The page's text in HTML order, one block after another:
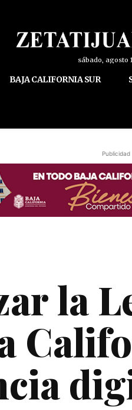
sábado, agosto
BAJA CALIFORNIA SUR
Publicidad
la